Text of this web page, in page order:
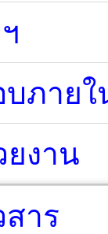
ภายใ
ยงาน
าร